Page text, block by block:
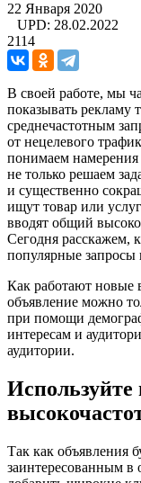
22 Января 2020
UPD: 28.02.2022
2114
В своей работе, мы
показывать рекламу
среднечастотным
от нецелевого
понимаем
не только решаем
и существенно
ищут товар или
вводят общий
Сегодня расскажем,
популярные запросы
Как работают новые
объявление можно
при помощи
интересам и
аудитории.
Так как объявления
заинтересованным в